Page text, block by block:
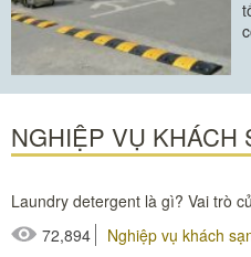
NGHIỆP VỤ KHÁCH
Laundry detergent là gì? Vai trò
72,894
Nghiệp vụ khách